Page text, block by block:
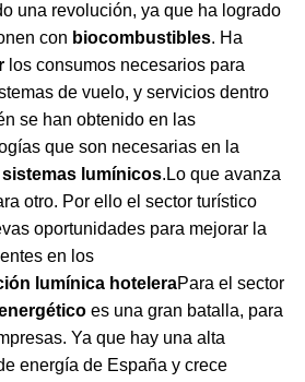
una revolución, ya que ha logrado
con biocombustibles. Ha
los consumos necesarios para
de vuelo, y servicios dentro
se han obtenido en las
que son necesarias en la
sistemas lumínicos.Lo que avanza
otro. Por ello el sector turístico
oportunidades para mejorar la
en los
lumínica hoteleraPara el sector
es una gran batalla, para
Ya que hay una alta
energía de España y crece